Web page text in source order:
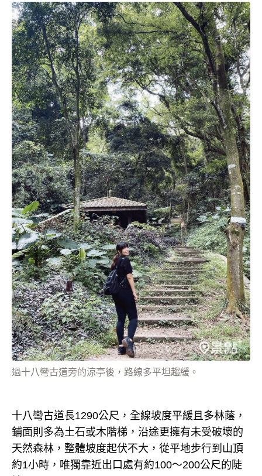
過十八彎古道旁的涼亭後，路線多平坦趨緩。
十八彎古道長1290公尺，全線坡度平緩且多林蔭，
鋪面則多為土石或木階梯，沿途更擁有未受破壞的
天然森林，整體坡度起伏不大，從平地步行到山頂
約1小時，唯獨靠近出口處有約100～200公尺的陡